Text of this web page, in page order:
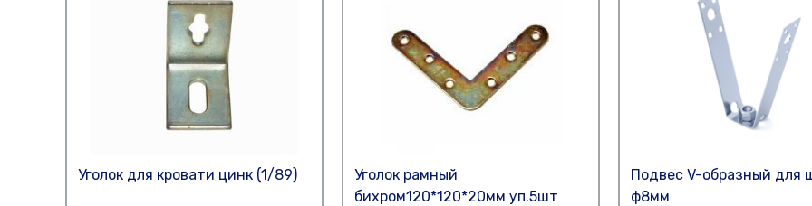
Уголок для кровати цинк (1/89)
Уголок рамный
бихром120*120*20мм уп.5шт
Подвес V-образный для
ф8мм